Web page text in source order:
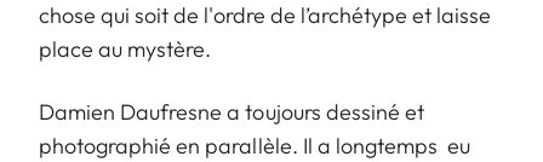
chose qui soit de l'ordre de l’archétype et laisse
place au mystère.
Damien Daufresne a toujours dessiné et
photographié en parallèle. Il a longtemps eu